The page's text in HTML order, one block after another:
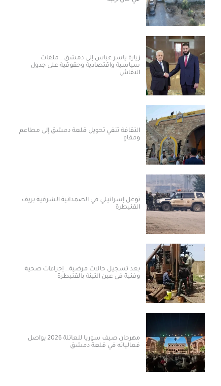
زيارة ياسر عباس إلى دمشق.. ملفات
سياسية واقتصادية وحقوقية على جدول
النقاش
الثقافة تنفي تحويل قلعة دمشق إلى مطاعم
ومقاهٍ
توغل إسرائيلي في الصمدانية الشرقية بريف
القنيطرة
بعد تسجيل حالات مرضية.. إجراءات صحية
وفنية في عين التينة بالقنيطرة
مهرجان صيف سوريا للعائلة 2026 يواصل
فعالياته في قلعة دمشق